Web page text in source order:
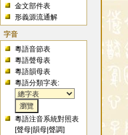
金文部件表
形義源流通解
字音
粵語音節表
粵語聲母表
粵語韻母表
粵語分類字表:
粵語注音系統對照表
[聲母 |韻母 |聲調]